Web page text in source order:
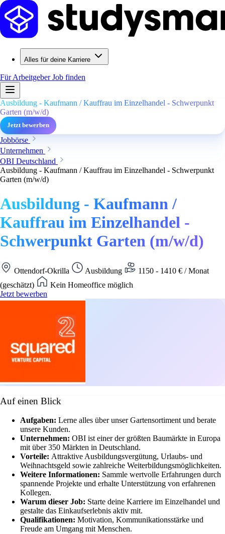
Alles für deine Karriere
Für ArbeitgeberJob finden
Ausbildung - Kaufmann / Kauffrau im Einzelhandel - Schwerpunkt
Garten (m/w/d)
Jetzt bewerben
Jobbörse
Unternehmen
OBI Deutschland
Ausbildung - Kaufmann / Kauffrau im Einzelhandel - Schwerpunkt
Garten (m/w/d)
Ausbildung - Kaufmann /
Kauffrau im Einzelhandel -
Schwerpunkt Garten (m/w/d)
Ottendorf-Okrilla Ausbildung
1150 - 1410 € / Monat
(geschätzt)
Kein Homeoffice möglich
Jetzt bewerben
Auf einen Blick
Aufgaben: Lerne alles über unser Gartensortiment und berate
unsere Kunden.
Unternehmen: OBI ist einer der größten Baumärkte in Europa
mit über 350 Märkten in Deutschland.
Vorteile: Attraktive Ausbildungsvergütung, Urlaubs- und
Weihnachtsgeld sowie zahlreiche Weiterbildungsmöglichkeiten.
Weitere Informationen: Sammle wertvolle Erfahrungen durch
spannende Projekte und erhalte Unterstützung von erfahrenen
Kollegen.
Warum dieser Job: Starte deine Karriere im Einzelhandel und
gestalte das Einkaufserlebnis aktiv mit.
Qualifikationen: Motivation, Kommunikationsstärke und
Freude am Umgang mit Menschen.